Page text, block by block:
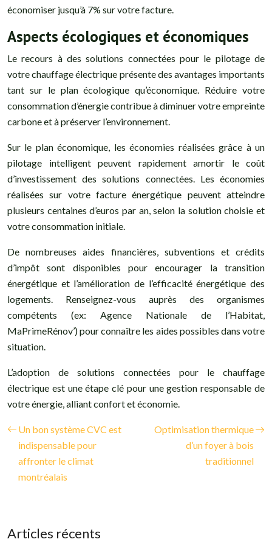
économiser jusqu’à 7% sur votre facture.
Aspects écologiques et économiques
Le recours à des solutions connectées pour le pilotage de
votre chauffage électrique présente des avantages importants
tant sur le plan écologique qu’économique. Réduire votre
consommation d’énergie contribue à diminuer votre empreinte
carbone et à préserver l’environnement.
Sur le plan économique, les économies réalisées grâce à un
pilotage intelligent peuvent rapidement amortir le coût
d’investissement des solutions connectées. Les économies
réalisées sur votre facture énergétique peuvent atteindre
plusieurs centaines d’euros par an, selon la solution choisie et
votre consommation initiale.
De nombreuses aides financières, subventions et crédits
d’impôt sont disponibles pour encourager la transition
énergétique et l’amélioration de l’efficacité énergétique des
logements. Renseignez-vous auprès des organismes
compétents (ex: Agence Nationale de l’Habitat,
MaPrimeRénov’) pour connaître les aides possibles dans votre
situation.
L’adoption de solutions connectées pour le chauffage
électrique est une étape clé pour une gestion responsable de
votre énergie, alliant confort et économie.
Un bon système CVC est
indispensable pour
affronter le climat
montréalais
Optimisation thermique
d’un foyer à bois
traditionnel
Articles récents